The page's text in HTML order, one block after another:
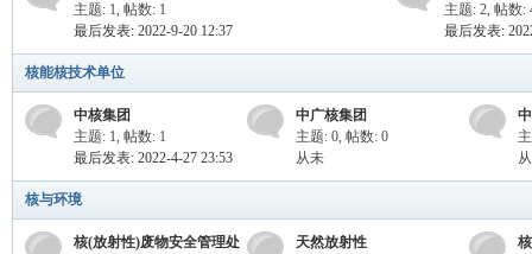
主题: 1, 帖数: 1
最后发表: 2022-9-20 12:37
主题: 2, 帖数:
最后发表:
核能核技术单位
中核集团
主题: 1, 帖数: 1
最后发表: 2022-4-27 23:53
中广核集团
主题: 0, 帖数: 0
从未
核与环境
核(放射性)废物安全管理处
天然放射性